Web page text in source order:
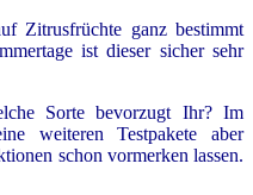
Zitrusfrüchte ganz bestimmt
ist dieser sicher sehr
Sorte bevorzugt Ihr? Im
weiteren Testpakete aber
schon vormerken lassen.